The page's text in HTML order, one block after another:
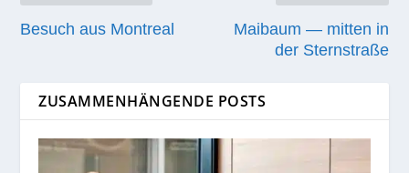
Besuch aus Montreal
Maibaum — mitten in
der Sternstraße
ZUSAMMENHÄNGENDE POSTS